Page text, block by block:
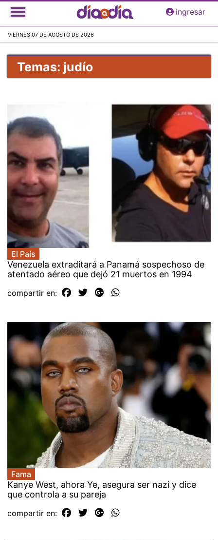
Pasar
al
principal
ingresar
VIERNES 07 DE AGOSTO DE 2026
Temas: judío
El País
Venezuela extraditará a Panamá sospechoso de
atentado aéreo que dejó 21 muertos en 1994
compartir en:
Fama
Kanye West, ahora Ye, asegura ser nazi y dice
que controla a su pareja
compartir en: